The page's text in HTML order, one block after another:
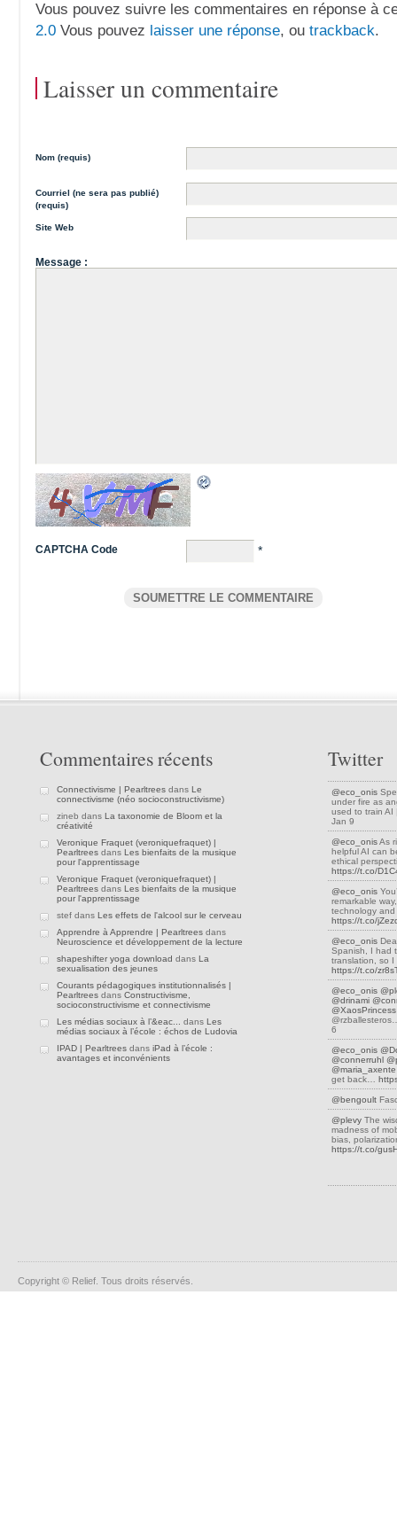
Vous pouvez suivre les commentaires en réponse à
2.0 Vous pouvez laisser une réponse, ou trackback.
Laisser un commentaire
Nom (requis)
Courriel (ne sera pas publié)
(requis)
Site Web
Message :
CAPTCHA Code *
Commentaires récents
Connectivisme | Pearltrees dans Le
connectivisme (néo socioconstructivisme)
zineb dans La taxonomie de Bloom et la
créativité
Veronique Fraquet (veroniquefraquet) |
Pearltrees dans Les bienfaits de la musique
pour l'apprentissage
Veronique Fraquet (veroniquefraquet) |
Pearltrees dans Les bienfaits de la musique
pour l'apprentissage
stef dans Les effets de l'alcool sur le cerveau
Apprendre à Apprendre | Pearltrees dans
Neuroscience et développement de la lecture
shapeshifter yoga download dans La
sexualisation des jeunes
Courants pédagogiques institutionnalisés |
Pearltrees dans Constructivisme,
socioconstructivisme et connectivisme
Les médias sociaux à l’&eac...
dans Les
médias sociaux à l’école : échos de Ludovia
IPAD | Pearltrees dans iPad à l’école :
avantages et inconvénients
Twitter
@eco_onis
under fire as
used to train
Jan 9
@eco_onisAs
helpful AI can
ethical
https://t.co/
@eco_onis
remarkable
technology
https://t.co/
@eco_onis
Spanish, I had
translation, so
https://t.co/
@eco_onis
@drinami
@XaosPrincess
6
@eco_onis
@connerruhl
@maria_axente
get back…
@bengoult
@plevy The
madness of
bias,
https://t.co/
Copyright © Relief. Tous droits réservés.